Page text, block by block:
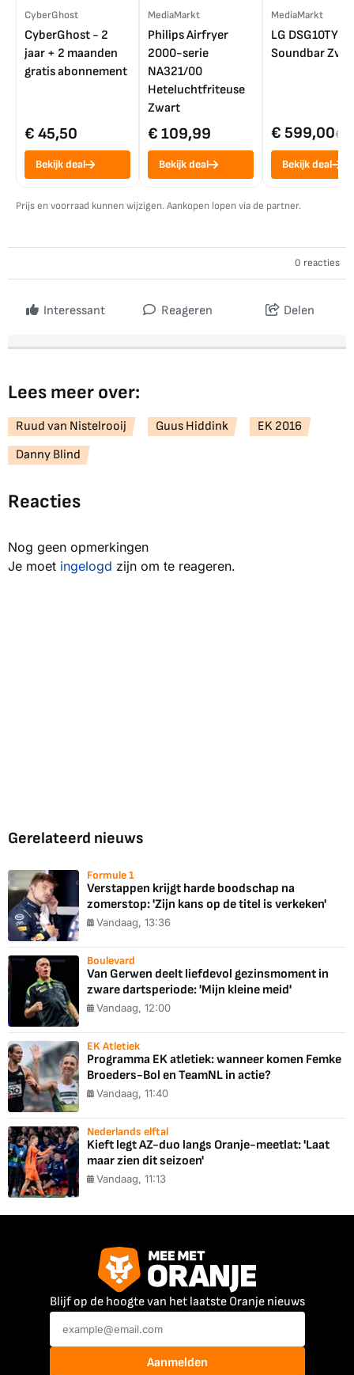
CyberGhost
CyberGhost - 2
jaar + 2 maanden
gratis abonnement
€ 45,50
Bekijk deal
MediaMarkt
Philips Airfryer
2000-serie
NA321/00
Heteluchtfriteuse
Zwart
€ 109,99
Bekijk deal
MediaMarkt
LG DSG10TY
Soundbar
€ 599,00€
Bekijk deal
Prijs en voorraad kunnen wijzigen. Aankopen lopen via de partner.
0 reacties
Interessant Reageren Delen
Lees meer over:
Ruud van Nistelrooij Guus Hiddink
EK 2016
Danny Blind
Reacties
Nog geen opmerkingen
Je moet ingelogd zijn om te reageren.
Gerelateerd nieuws
Formule 1
Verstappen krijgt harde boodschap na
zomerstop: 'Zijn kans op de titel is verkeken'
Vandaag, 13:36
Boulevard
Van Gerwen deelt liefdevol gezinsmoment in
zware dartsperiode: 'Mijn kleine meid'
Vandaag, 12:00
EK Atletiek
Programma EK atletiek: wanneer komen Femke
Broeders-Bol en TeamNL in actie?
Vandaag, 11:40
Nederlands elftal
Kieft legt AZ-duo langs Oranje-meetlat: 'Laat
maar zien dit seizoen'
Vandaag, 11:13
Blijf op de hoogte van het laatste Oranje nieuws
Aanmelden